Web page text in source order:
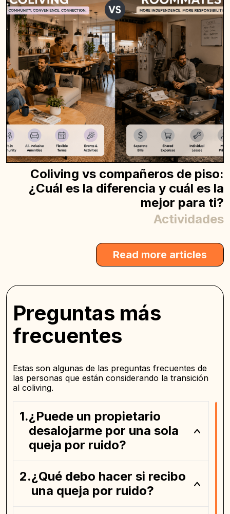
Coliving vs compañeros de piso:
¿Cuál es la diferencia y cuál es la
mejor para ti?
Actividades
Read more articles
Preguntas más
frecuentes
Estas son algunas de las preguntas frecuentes de
las personas que están considerando la transición
al coliving.
¿Puede un propietario
desalojarme por una sola
queja por ruido?
¿Qué debo hacer si recibo
una queja por ruido?